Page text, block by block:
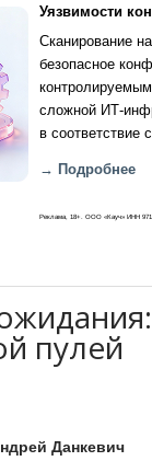
Уязвимости
Сканирование
безопасное
сложной ИТ-
в соответствие
→ Подробнее
Реклама, 18+. ООО «Кауч» ИНН
пулей
Данкевич